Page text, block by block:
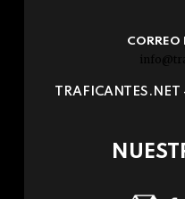
CORREO
TRAFICANTES.NET